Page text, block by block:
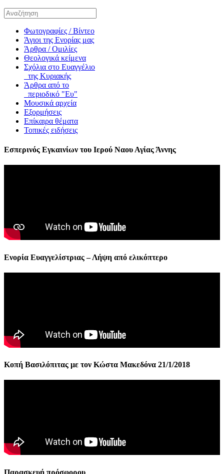
Φωτογραφίες / Βίντεο
Άγιοι της Ενορίας μας
Άρθρα / Ομιλίες
Θεολογικά κείμενα
Σχόλια στο Ευαγγέλιο
της Κυριακής
Άρθρα από το
περιοδικό "Ευ"
Μουσικά αρχεία
Εξορμήσεις
Επίκαιρα θέματα
Τοπικές ειδήσεις
Εσπερινός Εγκαινίων του Ιερού Ναου Αγίας Άννης
Ενορία Ευαγγελίστριας – Λήψη από ελικόπτερο
Κοπή Βασιλόπιτας με τον Κώστα Μακεδόνα 21/1/2018
Παρασκευή πρόσφορου